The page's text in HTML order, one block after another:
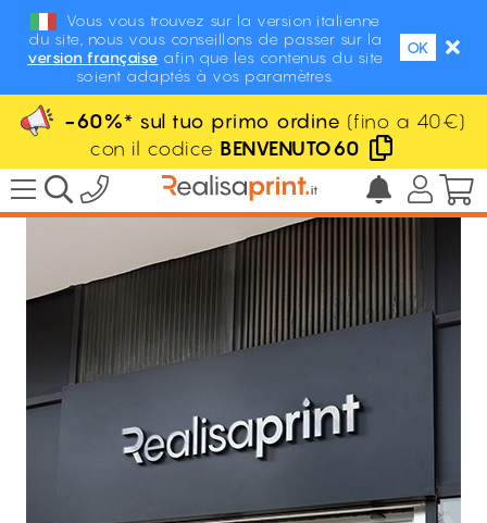
Vous vous trouvez sur la version italienne
du site, nous vous conseillons de passer sur la
version française afin que les contenus du site
soient adaptés à vos paramètres.
OK
-60%* sul tuo primo ordine (fino a 40€)
con il codice BENVENUTO60
/ Decorazione / Oggetti decorativi
Lettere in rilievo sagomate
110.00 € IVA esclusa l'unità